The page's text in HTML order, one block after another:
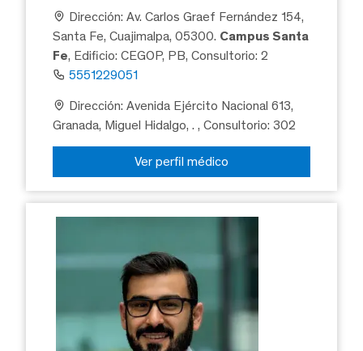
Dirección: Av. Carlos Graef Fernández 154,
Santa Fe, Cuajimalpa, 05300. Campus Santa
Fe, Edificio: CEGOP, PB, Consultorio: 2
5551229051
Dirección: Avenida Ejército Nacional 613,
Granada, Miguel Hidalgo, ., Consultorio: 302
Ver perfil médico